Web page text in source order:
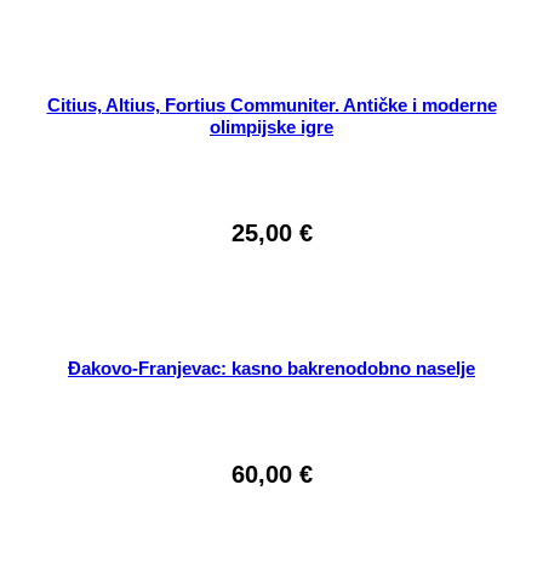
Citius, Altius, Fortius Communiter. Antičke i moderne
olimpijske igre
25,00 €
Đakovo-Franjevac: kasno bakrenodobno naselje
60,00 €